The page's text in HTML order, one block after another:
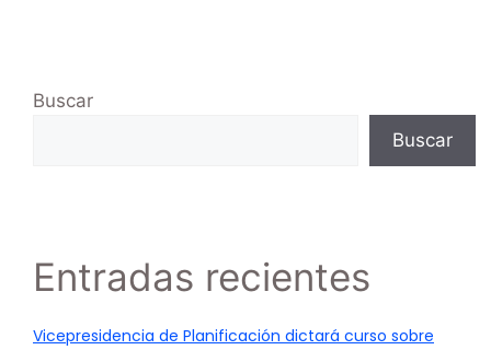
Buscar
Buscar
Entradas recientes
Vicepresidencia de Planificación dictará curso sobre